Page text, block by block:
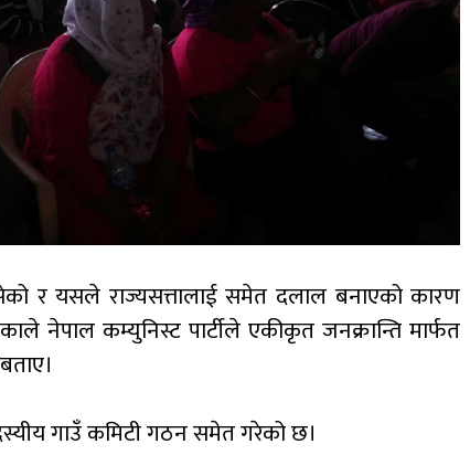
र यसले राज्यसत्तालाई समेत दलाल बनाएको कारण
नेपाल कम्युनिस्ट पार्टीले एकीकृत जनक्रान्ति मार्फत
गाउँ कमिटी गठन समेत गरेको छ।